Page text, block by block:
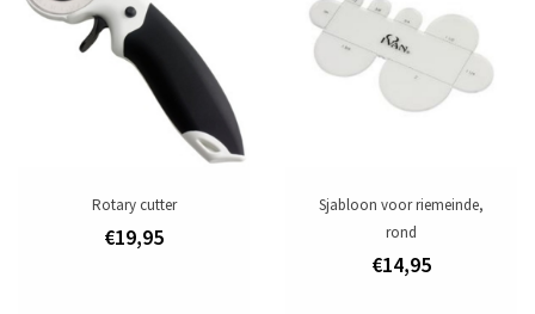
Tags
leergereedschap sjabloon
Toevoegen om te vergelijken
Rotary cutter
€19,95
Sjabloon voor riemeinde,
rond
€14,95